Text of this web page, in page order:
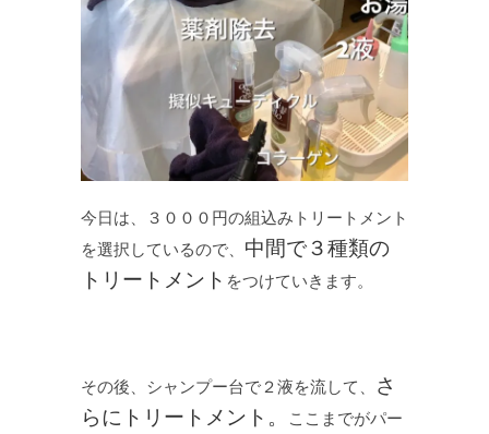
今日は、３０００円の組込みトリートメント
を選択しているので、 中間で３種類の
トリートメント をつけていきます。
その後、シャンプー台で２液を流して、
さ
らにトリートメント。
ここまでがパー